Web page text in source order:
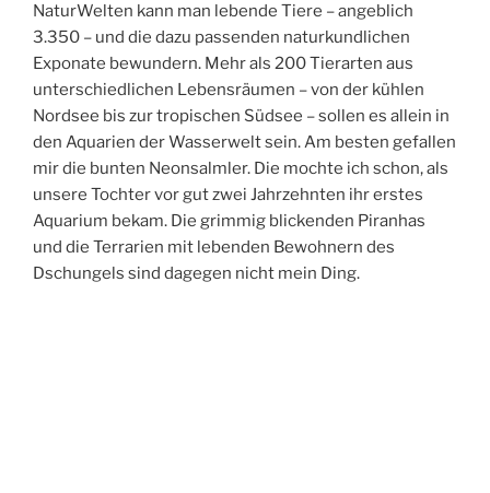
NaturWelten kann man lebende Tiere – angeblich
3.350 – und die dazu passenden naturkundlichen
Exponate bewundern. Mehr als 200 Tierarten aus
unterschiedlichen Lebensräumen – von der kühlen
Nordsee bis zur tropischen Südsee – sollen es allein in
den Aquarien der Wasserwelt sein. Am besten gefallen
mir die bunten Neonsalmler. Die mochte ich schon, als
unsere Tochter vor gut zwei Jahrzehnten ihr erstes
Aquarium bekam. Die grimmig blickenden Piranhas
und die Terrarien mit lebenden Bewohnern des
Dschungels sind dagegen nicht mein Ding.